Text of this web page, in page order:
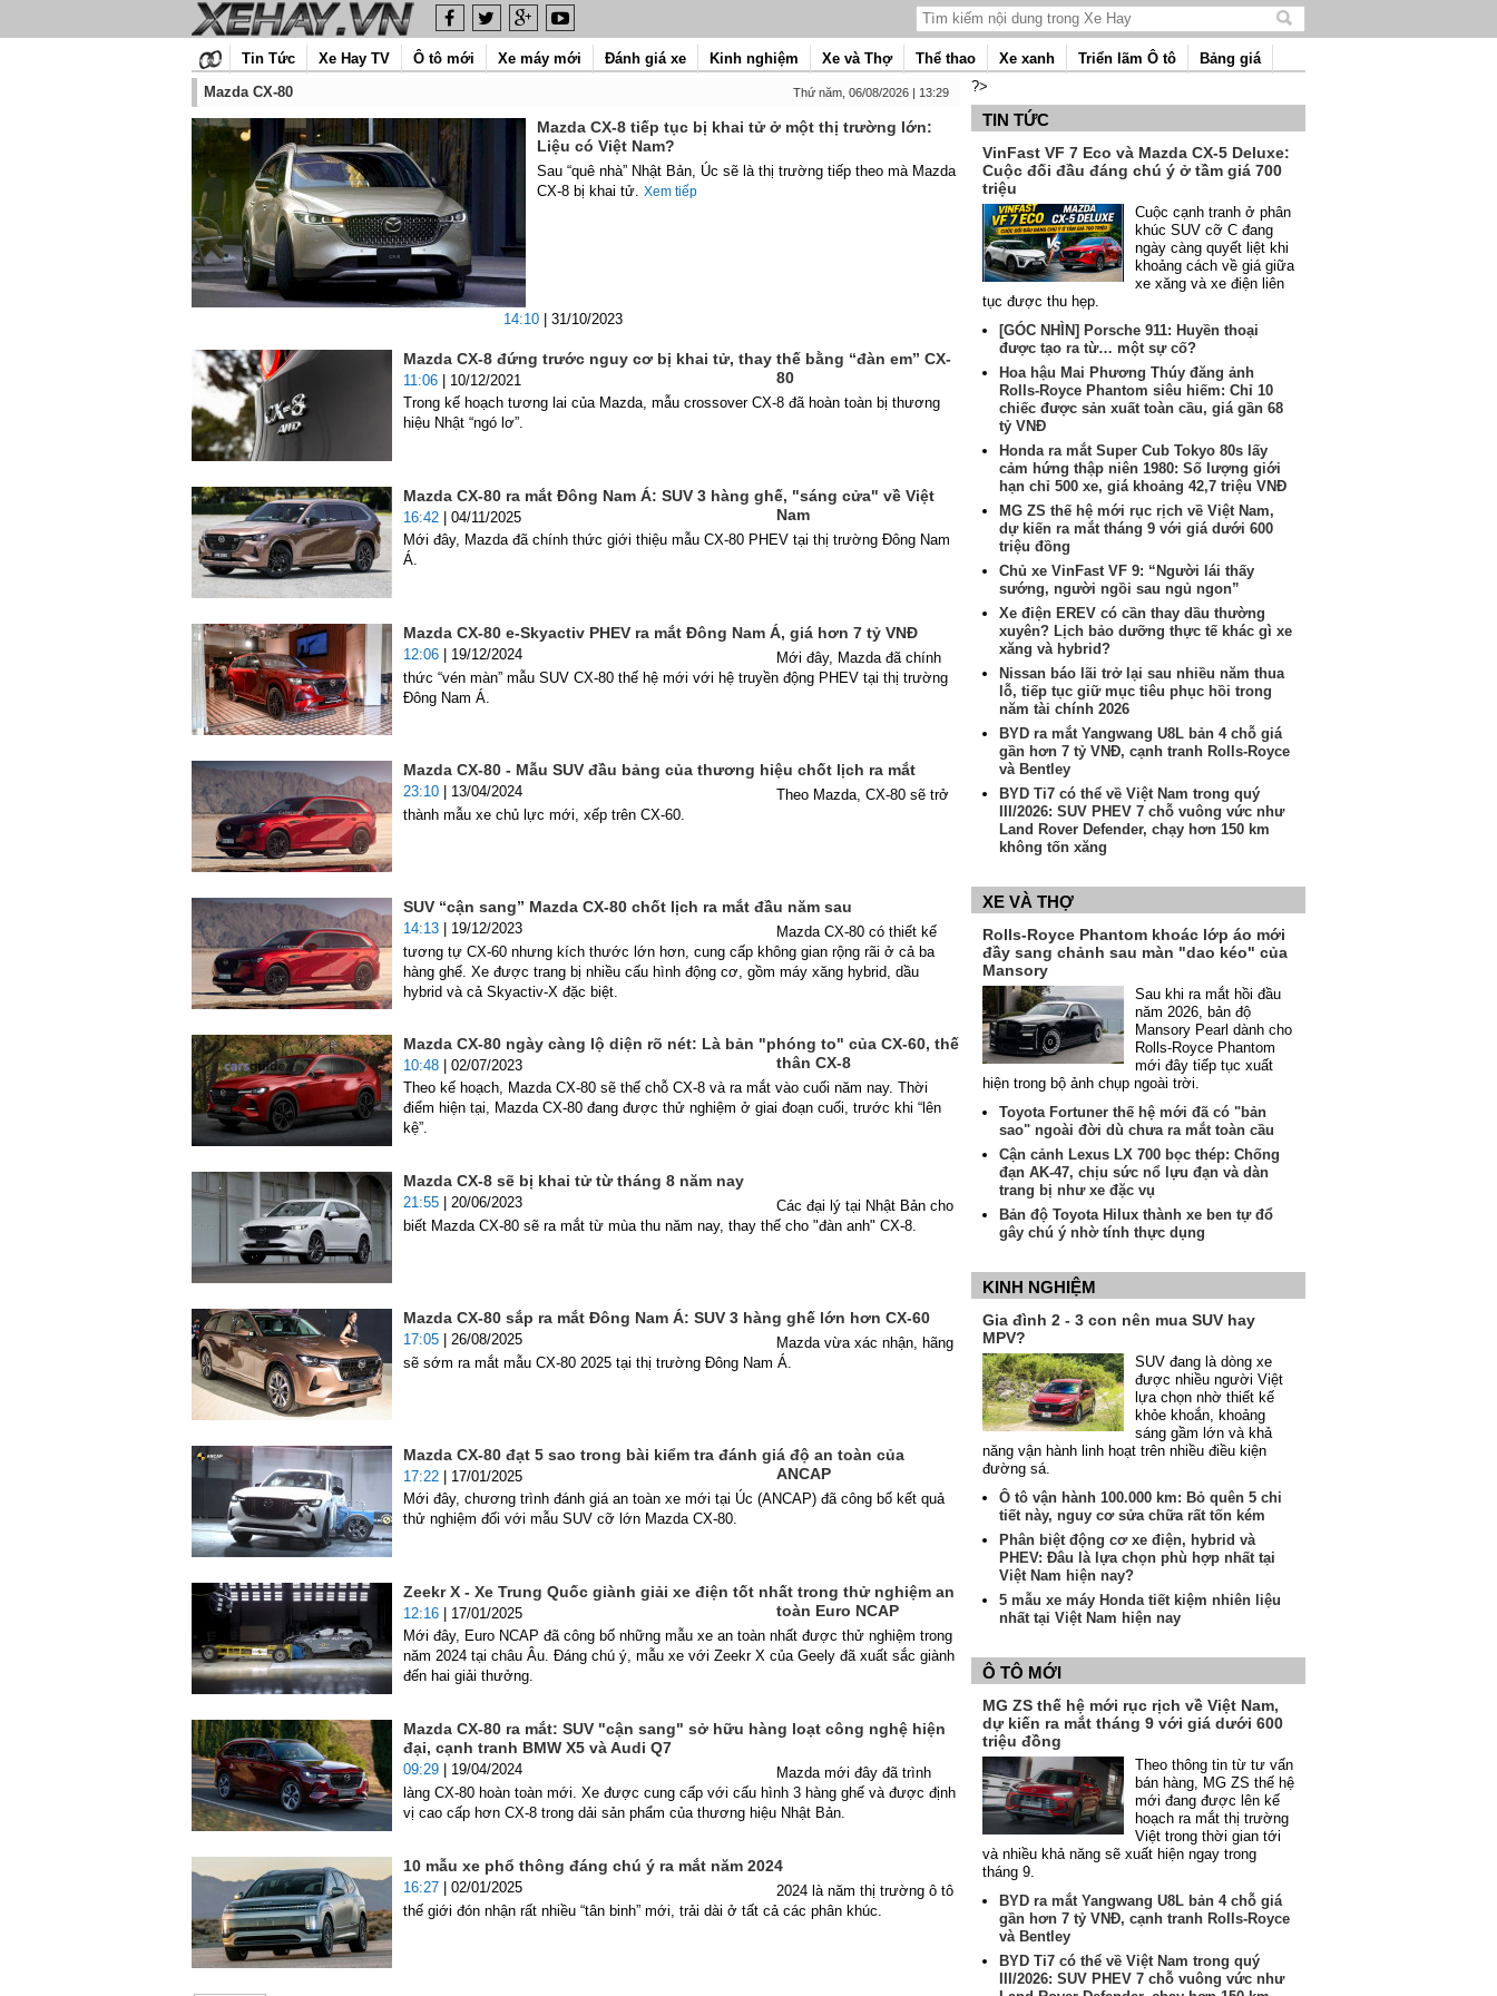
Tìm
nội
Tin Tức Xe Hay TV Ô tô mới Xe máy mới Đánh giá xe Kinh nghiệm Xe và Thợ Thể thao Xe xanh Triển lãm Ô tô
Bảng giá
Mazda CX-80
Thứ năm, 06/08/2026 | 13:29
Mazda CX-8 tiếp tục bị khai tử ở một thị trường lớn:
Liệu có Việt Nam?
14:10 | 31/10/2023
Sau “quê nhà” Nhật Bản, Úc sẽ là thị trường tiếp theo mà Mazda
CX-8 bị khai tử. Xem tiếp
Mazda CX-8 đứng trước nguy cơ bị khai tử, thay thế bằng “đàn em” CX-
80
11:06 | 10/12/2021
Trong kế hoạch tương lai của Mazda, mẫu crossover CX-8 đã hoàn toàn bị thương
hiệu Nhật “ngó lơ”.
Mazda CX-80 ra mắt Đông Nam Á: SUV 3 hàng ghế, "sáng cửa" về Việt
Nam
16:42 | 04/11/2025
Mới đây, Mazda đã chính thức giới thiệu mẫu CX-80 PHEV tại thị trường Đông Nam
Á.
Mazda CX-80 e-Skyactiv PHEV ra mắt Đông Nam Á, giá hơn 7 tỷ VNĐ
12:06 | 19/12/2024
Mới đây, Mazda đã chính
thức “vén màn” mẫu SUV CX-80 thế hệ mới với hệ truyền động PHEV tại thị trường
Đông Nam Á.
Mazda CX-80 - Mẫu SUV đầu bảng của thương hiệu chốt lịch ra mắt
23:10 | 13/04/2024
Theo Mazda, CX-80 sẽ trở
thành mẫu xe chủ lực mới, xếp trên CX-60.
SUV “cận sang” Mazda CX-80 chốt lịch ra mắt đầu năm sau
14:13 | 19/12/2023
Mazda CX-80 có thiết kế
tương tự CX-60 nhưng kích thước lớn hơn, cung cấp không gian rộng rãi ở cả ba
hàng ghế. Xe được trang bị nhiều cấu hình động cơ, gồm máy xăng hybrid, dầu
hybrid và cả Skyactiv-X đặc biệt.
Mazda CX-80 ngày càng lộ diện rõ nét: Là bản "phóng to" của CX-60, thế
thân CX-8
10:48 | 02/07/2023
Theo kế hoạch, Mazda CX-80 sẽ thế chỗ CX-8 và ra mắt vào cuối năm nay. Thời
điểm hiện tại, Mazda CX-80 đang được thử nghiệm ở giai đoạn cuối, trước khi “lên
kệ”.
Mazda CX-8 sẽ bị khai tử từ tháng 8 năm nay
21:55 | 20/06/2023
Các đại lý tại Nhật Bản cho
biết Mazda CX-80 sẽ ra mắt từ mùa thu năm nay, thay thế cho "đàn anh" CX-8.
Mazda CX-80 sắp ra mắt Đông Nam Á: SUV 3 hàng ghế lớn hơn CX-60
17:05 | 26/08/2025
Mazda vừa xác nhận, hãng
sẽ sớm ra mắt mẫu CX-80 2025 tại thị trường Đông Nam Á.
Mazda CX-80 đạt 5 sao trong bài kiểm tra đánh giá độ an toàn của
ANCAP
17:22 | 17/01/2025
Mới đây, chương trình đánh giá an toàn xe mới tại Úc (ANCAP) đã công bố kết quả
thử nghiệm đối với mẫu SUV cỡ lớn Mazda CX-80.
Zeekr X - Xe Trung Quốc giành giải xe điện tốt nhất trong thử nghiệm an
toàn Euro NCAP
12:16 | 17/01/2025
Mới đây, Euro NCAP đã công bố những mẫu xe an toàn nhất được thử nghiệm trong
năm 2024 tại châu Âu. Đáng chú ý, mẫu xe với Zeekr X của Geely đã xuất sắc giành
đến hai giải thưởng.
Mazda CX-80 ra mắt: SUV "cận sang" sở hữu hàng loạt công nghệ hiện
đại, cạnh tranh BMW X5 và Audi Q7
09:29 | 19/04/2024
Mazda mới đây đã trình
làng CX-80 hoàn toàn mới. Xe được cung cấp với cấu hình 3 hàng ghế và được định
vị cao cấp hơn CX-8 trong dải sản phẩm của thương hiệu Nhật Bản.
10 mẫu xe phổ thông đáng chú ý ra mắt năm 2024
16:27 | 02/01/2025
2024 là năm thị trường ô tô
thế giới đón nhận rất nhiều “tân binh” mới, trải dài ở tất cả các phân khúc.
?>
TIN TỨC
VinFast VF 7 Eco và Mazda CX-5 Deluxe:
Cuộc đối đầu đáng chú ý ở tầm giá 700
triệu
Cuộc cạnh tranh ở phân
khúc SUV cỡ C đang
ngày càng quyết liệt khi
khoảng cách về giá giữa
xe xăng và xe điện liên
tục được thu hẹp.
[GÓC NHÌN] Porsche 911: Huyền thoại
được tạo ra từ… một sự cố?
Hoa hậu Mai Phương Thúy đăng ảnh
Rolls-Royce Phantom siêu hiếm: Chỉ 10
chiếc được sản xuất toàn cầu, giá gần 68
tỷ VNĐ
Honda ra mắt Super Cub Tokyo 80s lấy
cảm hứng thập niên 1980: Số lượng giới
hạn chỉ 500 xe, giá khoảng 42,7 triệu VNĐ
MG ZS thế hệ mới rục rịch về Việt Nam,
dự kiến ra mắt tháng 9 với giá dưới 600
triệu đồng
Chủ xe VinFast VF 9: “Người lái thấy
sướng, người ngồi sau ngủ ngon”
Xe điện EREV có cần thay dầu thường
xuyên? Lịch bảo dưỡng thực tế khác gì xe
xăng và hybrid?
Nissan báo lãi trở lại sau nhiều năm thua
lỗ, tiếp tục giữ mục tiêu phục hồi trong
năm tài chính 2026
BYD ra mắt Yangwang U8L bản 4 chỗ giá
gần hơn 7 tỷ VNĐ, cạnh tranh Rolls-Royce
và Bentley
BYD Ti7 có thể về Việt Nam trong quý
III/2026: SUV PHEV 7 chỗ vuông vức như
Land Rover Defender, chạy hơn 150 km
không tốn xăng
XE VÀ THỢ
Rolls-Royce Phantom khoác lớp áo mới
đầy sang chảnh sau màn "dao kéo" của
Mansory
Sau khi ra mắt hồi đầu
năm 2026, bản độ
Mansory Pearl dành cho
Rolls-Royce Phantom
mới đây tiếp tục xuất
hiện trong bộ ảnh chụp ngoài trời.
Toyota Fortuner thế hệ mới đã có "bản
sao" ngoài đời dù chưa ra mắt toàn cầu
Cận cảnh Lexus LX 700 bọc thép: Chống
đạn AK-47, chịu sức nổ lựu đạn và dàn
trang bị như xe đặc vụ
Bản độ Toyota Hilux thành xe ben tự đổ
gây chú ý nhờ tính thực dụng
KINH NGHIỆM
Gia đình 2 - 3 con nên mua SUV hay
MPV?
SUV đang là dòng xe
được nhiều người Việt
lựa chọn nhờ thiết kế
khỏe khoắn, khoảng
sáng gầm lớn và khả
năng vận hành linh hoạt trên nhiều điều kiện
đường sá.
Ô tô vận hành 100.000 km: Bỏ quên 5 chi
tiết này, nguy cơ sửa chữa rất tốn kém
Phân biệt động cơ xe điện, hybrid và
PHEV: Đâu là lựa chọn phù hợp nhất tại
Việt Nam hiện nay?
5 mẫu xe máy Honda tiết kiệm nhiên liệu
nhất tại Việt Nam hiện nay
Ô TÔ MỚI
MG ZS thế hệ mới rục rịch về Việt Nam,
dự kiến ra mắt tháng 9 với giá dưới 600
triệu đồng
Theo thông tin từ tư vấn
bán hàng, MG ZS thế hệ
mới đang được lên kế
hoạch ra mắt thị trường
Việt trong thời gian tới
và nhiều khả năng sẽ xuất hiện ngay trong
tháng 9.
BYD ra mắt Yangwang U8L bản 4 chỗ giá
gần hơn 7 tỷ VNĐ, cạnh tranh Rolls-Royce
và Bentley
BYD Ti7 có thể về Việt Nam trong quý
III/2026: SUV PHEV 7 chỗ vuông vức như